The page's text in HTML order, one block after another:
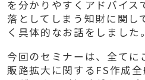
を分かりやすくアドバイス
落としてしまう知財に関し
く具体的なお話をしました。
今回のセミナーは、全てに
販路拡大に関するFS作成